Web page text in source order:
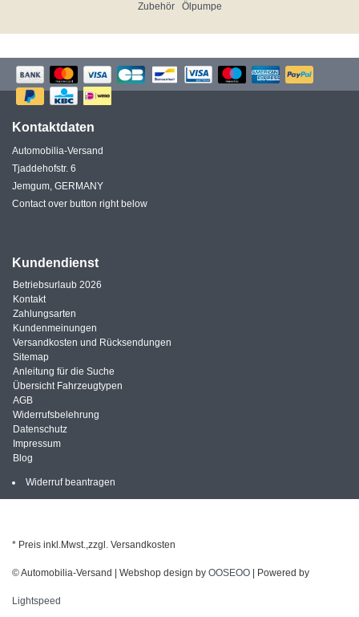
Zubehör
Ölpumpe
Kontaktdaten
Automobilia-Versand
Tjaddehofstr. 6
Jemgum, GERMANY
Contact over button right below
Kundendienst
Betriebsurlaub 2026
Kontakt
Zahlungsarten
Kundenmeinungen
Versandkosten und Rücksendungen
Sitemap
Anleitung für die Suche
Übersicht Fahrzeugtypen
AGB
Widerrufsbelehrung
Datenschutz
Impressum
Blog
Widerruf beantragen
* Preis inkl.Mwst.,zzgl. Versandkosten
© Automobilia-Versand | Webshop design by OOSEOO | Powered by
Lightspeed